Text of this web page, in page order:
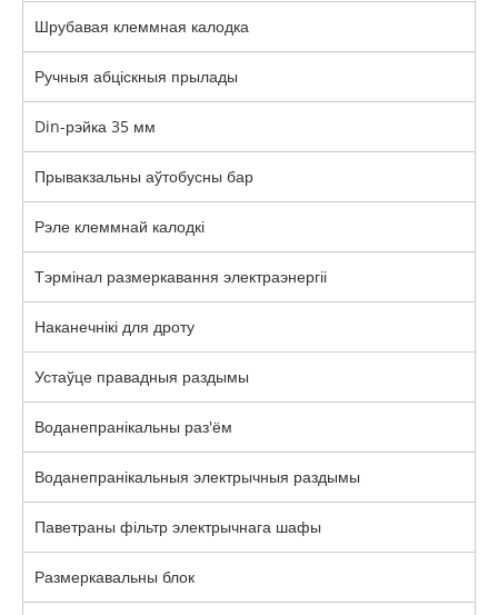
Шрубавая клеммная калодка
Ручныя абціскныя прылады
Din-рэйка 35 мм
Прывакзальны аўтобусны бар
Рэле клеммнай калодкі
Тэрмінал размеркавання электраэнергіі
Наканечнікі для дроту
Устаўце правадныя раздымы
Воданепранікальны раз'ём
Воданепранікальныя электрычныя раздымы
Паветраны фільтр электрычнага шафы
Размеркавальны блок